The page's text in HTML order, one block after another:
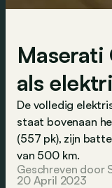
als
De volledig
staat bovenaan
(557 pk), zijn
van 500 km.
Geschreven door
20 April 2023